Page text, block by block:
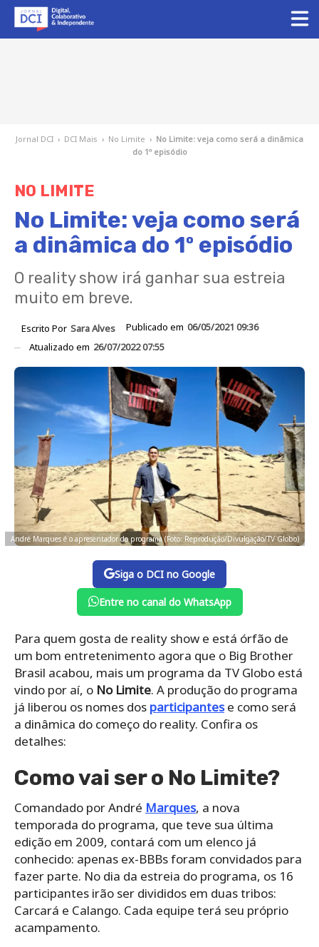
Jornal DCI › DCI Mais › No Limite › No Limite: veja como será a dinâmica
do 1º episódio
NO LIMITE
No Limite: veja como será
a dinâmica do 1º episódio
O reality show irá ganhar sua estreia
muito em breve.
Escrito Por Sara Alves Publicado em 06/05/2021 09:36
Atualizado em 26/07/2022 07:55
André Marques é o apresentador do programa (Foto: Reprodução/Divulgação/TV Globo)
Siga o DCI no Google
Entre no canal do WhatsApp
Para quem gosta de reality show e está órfão de
um bom entretenimento agora que o Big Brother
Brasil acabou, mais um programa da TV Globo está
vindo por aí, o No Limite. A produção do programa
já liberou os nomes dos participantese como será
a dinâmica do começo do reality. Confira os
detalhes:
Como vai ser o No Limite?
Comandado por André Marques, a nova
temporada do programa, que teve sua última
edição em 2009, contará com um elenco já
conhecido: apenas ex-BBBs foram convidados para
fazer parte. No dia da estreia do programa, os 16
participantes irão ser divididos em duas tribos:
Carcará e Calango. Cada equipe terá seu próprio
acampamento.